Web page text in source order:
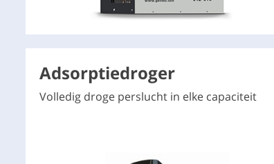
Adsorptiedroger
Volledig droge perslucht in elke capaciteit